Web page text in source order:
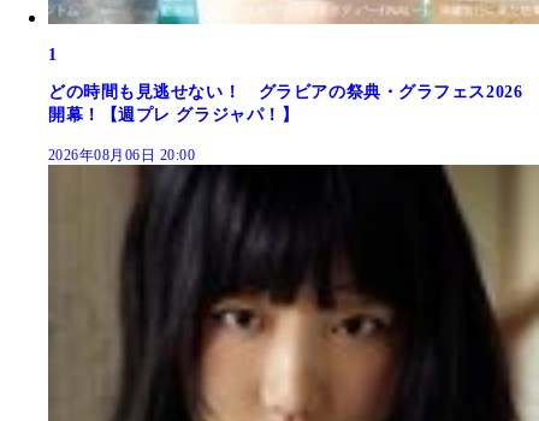
1
どの時間も見逃せない！ グラビアの祭典・グラフェス2026
開幕！【週プレ グラジャパ！】
2026年08月06日 20:00